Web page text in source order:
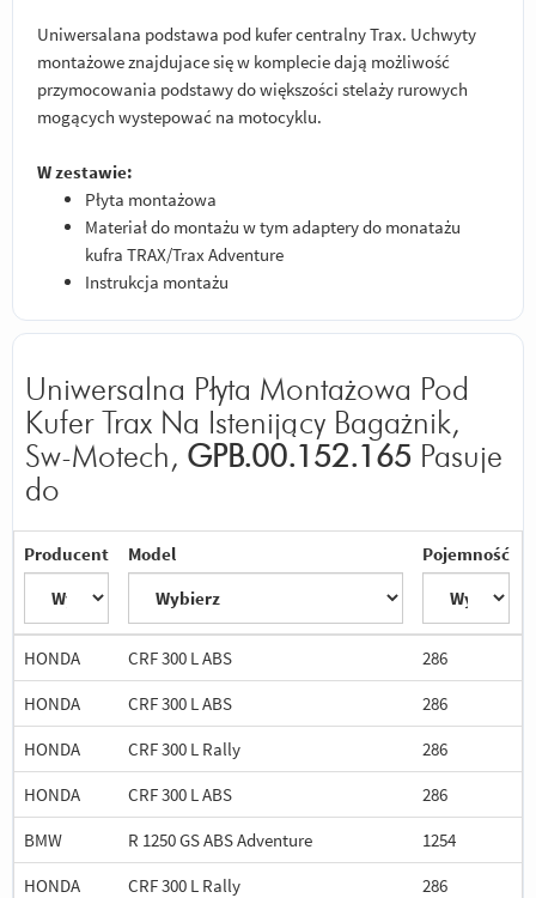
Uniwersalana podstawa pod kufer centralny Trax. Uchwyty
montażowe znajdujace się w komplecie dają możliwość
przymocowania podstawy do większości stelaży rurowych
mogących wystepować na motocyklu.
W zestawie:
Płyta montażowa
Materiał do montażu w tym adaptery do monatażu
kufra TRAX/Trax Adventure
Instrukcja montażu
Uniwersalna Płyta Montażowa Pod
Kufer Trax Na Istenijący Bagażnik,
Sw-Motech, GPB.00.152.165 Pasuje
do
Producent Model Pojemność
HONDA CRF 300 L ABS 286
HONDA
CRF 300 L ABS 286
HONDA
CRF 300 L Rally 286
HONDA
CRF 300 L ABS 286
BMW
R 1250 GS ABS Adventure 1254
HONDA
CRF 300 L Rally 286